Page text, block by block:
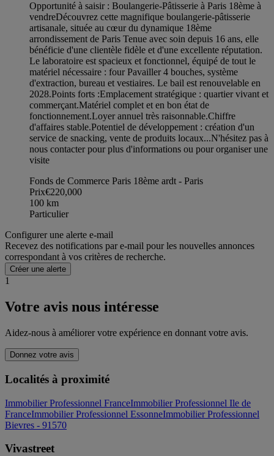
​Opportunité à saisir : Boulangerie-Pâtisserie à Paris 18ème à
vendre ​Découvrez cette magnifique boulangerie-pâtisserie
artisanale, située au cœur du dynamique 18ème
arrondissement de Paris Tenue avec soin depuis 16 ans, elle
bénéficie d'une clientèle fidèle et d'une excellente réputation. ​
Le laboratoire est spacieux et fonctionnel, équipé de tout le
matériel nécessaire : four Pavailler 4 bouches, système
d'extraction, bureau et vestiaires. Le bail est renouvelable en
2028. ​Points forts : ​Emplacement stratégique : quartier vivant et
commerçant. ​Matériel complet et en bon état de
fonctionnement. ​Loyer annuel très raisonnable. ​Chiffre
d'affaires stable. ​Potentiel de développement : création d'un
service de snacking, vente de produits locaux... ​N'hésitez pas à
nous contacter pour plus d'informations ou pour organiser une
visite
Fonds de Commerce Paris 18ème ardt - Paris
Prix€220,000
100 km
Particulier
Configurer une alerte e-mail
Recevez des notifications par e-mail pour les nouvelles annonces
correspondant à vos critères de recherche.
Créer une alerte
1
Votre avis nous intéresse
Aidez-nous à améliorer votre expérience en donnant votre avis.
Donnez votre avis
Localités à proximité
Immobilier Professionnel FranceImmobilier Professionnel Ile de
FranceImmobilier Professionnel EssonneImmobilier Professionnel
Bievres - 91570
Vivastreet